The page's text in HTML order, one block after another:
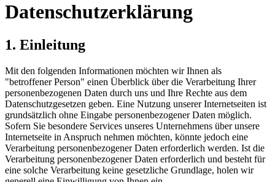
Datenschutzerklärung
1. Einleitung
Mit den folgenden Informationen möchten wir Ihnen als
"betroffener Person" einen Überblick über die Verarbeitung Ihrer
personenbezogenen Daten durch uns und Ihre Rechte aus dem
Datenschutzgesetzen geben. Eine Nutzung unserer Internetseiten ist
grundsätzlich ohne Eingabe personenbezogener Daten möglich.
Sofern Sie besondere Services unseres Unternehmens über unsere
Internetseite in Anspruch nehmen möchten, könnte jedoch eine
Verarbeitung personenbezogener Daten erforderlich werden. Ist die
Verarbeitung personenbezogener Daten erforderlich und besteht für
eine solche Verarbeitung keine gesetzliche Grundlage, holen wir